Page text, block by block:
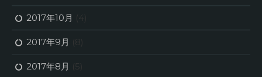
2017年10月 (4)
2017年9月 (8)
2017年8月 (5)